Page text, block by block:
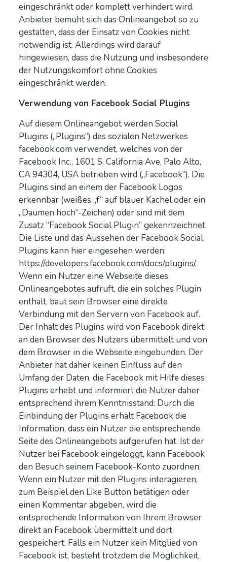
eingeschränkt oder komplett verhindert wird.
Anbieter bemüht sich das Onlineangebot so zu
gestalten, dass der Einsatz von Cookies nicht
notwendig ist. Allerdings wird darauf
hingewiesen, dass die Nutzung und insbesondere
der Nutzungskomfort ohne Cookies
eingeschränkt werden.
Verwendung von Facebook Social Plugins
Auf diesem Onlineangebot werden Social
Plugins („Plugins“) des sozialen Netzwerkes
facebook.com verwendet, welches von der
Facebook Inc., 1601 S. California Ave, Palo Alto,
CA 94304, USA betrieben wird („Facebook“). Die
Plugins sind an einem der Facebook Logos
erkennbar (weißes „f“ auf blauer Kachel oder ein
„Daumen hoch“-Zeichen) oder sind mit dem
Zusatz “Facebook Social Plugin” gekennzeichnet.
Die Liste und das Aussehen der Facebook Social
Plugins kann hier eingesehen werden:
https://developers.facebook.com/docs/plugins/.
Wenn ein Nutzer eine Webseite dieses
Onlineangebotes aufruft, die ein solches Plugin
enthält, baut sein Browser eine direkte
Verbindung mit den Servern von Facebook auf.
Der Inhalt des Plugins wird von Facebook direkt
an den Browser des Nutzers übermittelt und von
dem Browser in die Webseite eingebunden. Der
Anbieter hat daher keinen Einfluss auf den
Umfang der Daten, die Facebook mit Hilfe dieses
Plugins erhebt und informiert die Nutzer daher
entsprechend ihrem Kenntnisstand: Durch die
Einbindung der Plugins erhält Facebook die
Information, dass ein Nutzer die entsprechende
Seite des Onlineangebots aufgerufen hat. Ist der
Nutzer bei Facebook eingeloggt, kann Facebook
den Besuch seinem Facebook-Konto zuordnen.
Wenn ein Nutzer mit den Plugins interagieren,
zum Beispiel den Like Button betätigen oder
einen Kommentar abgeben, wird die
entsprechende Information von Ihrem Browser
direkt an Facebook übermittelt und dort
gespeichert. Falls ein Nutzer kein Mitglied von
Facebook ist, besteht trotzdem die Möglichkeit,